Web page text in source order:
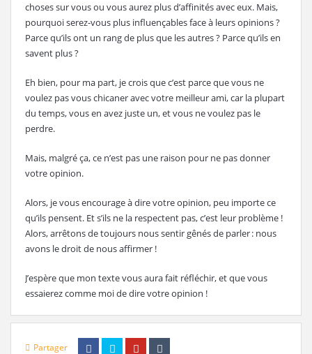
choses sur vous ou vous aurez plus d’affinités avec eux. Mais,
pourquoi serez-vous plus influençables face à leurs opinions ?
Parce qu’ils ont un rang de plus que les autres ? Parce qu’ils en
savent plus ?
Eh bien, pour ma part, je crois que c’est parce que vous ne
voulez pas vous chicaner avec votre meilleur ami, car la plupart
du temps, vous en avez juste un, et vous ne voulez pas le
perdre.
Mais, malgré ça, ce n’est pas une raison pour ne pas donner
votre opinion.
Alors, je vous encourage à dire votre opinion, peu importe ce
qu’ils pensent. Et s’ils ne la respectent pas, c’est leur problème !
Alors, arrêtons de toujours nous sentir gênés de parler : nous
avons le droit de nous affirmer !
J’espère que mon texte vous aura fait réfléchir, et que vous
essaierez comme moi de dire votre opinion !
Partager